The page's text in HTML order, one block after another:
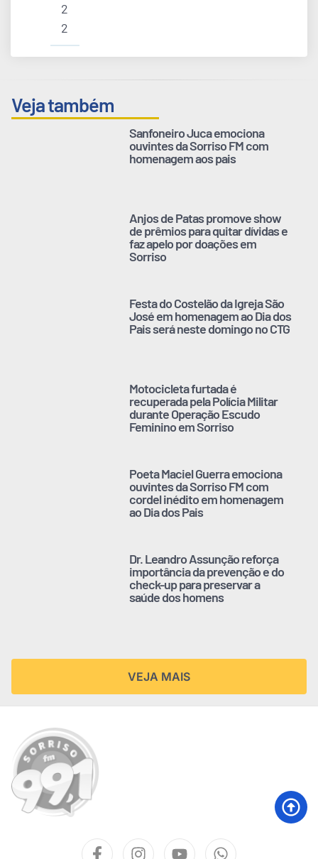
2
2
Veja também
Sanfoneiro Juca emociona
ouvintes da Sorriso FM com
homenagem aos pais
Anjos de Patas promove show
de prêmios para quitar dívidas e
faz apelo por doações em
Sorriso
Festa do Costelão da Igreja São
José em homenagem ao Dia dos
Pais será neste domingo no CTG
Motocicleta furtada é
recuperada pela Polícia Militar
durante Operação Escudo
Feminino em Sorriso
Poeta Maciel Guerra emociona
ouvintes da Sorriso FM com
cordel inédito em homenagem
ao Dia dos Pais
Dr. Leandro Assunção reforça
importância da prevenção e do
check-up para preservar a
saúde dos homens
VEJA MAIS